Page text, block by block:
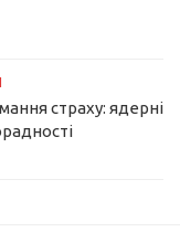
страху: ядерні